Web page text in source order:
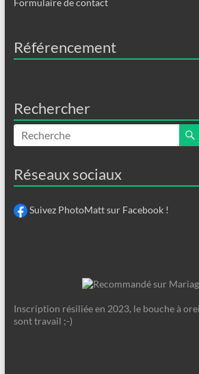
Référencement
Rechercher
Réseaux sociaux
Suivez PhotoMatt sur Facebook !
Inscription résiliée en 2023, le bouche à
sont travail ;-)